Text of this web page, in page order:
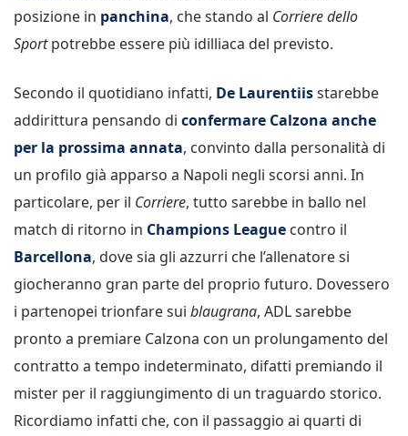
posizione in panchina, che stando al Corriere dello
Sportpotrebbe essere più idilliaca del previsto.
Secondo il quotidiano infatti, De Laurentiisstarebbe
addirittura pensando di confermare Calzona anche
per la prossima annata, convinto dalla personalità di
un profilo già apparso a Napoli negli scorsi anni. In
particolare, per il Corriere, tutto sarebbe in ballo nel
match di ritorno in Champions League contro il
Barcellona, dove sia gli azzurri che l’allenatore si
giocheranno gran parte del proprio futuro. Dovessero
i partenopei trionfare sui blaugrana, ADL sarebbe
pronto a premiare Calzona con un prolungamento del
contratto a tempo indeterminato, difatti premiando il
mister per il raggiungimento di un traguardo storico.
Ricordiamo infatti che, con il passaggio ai quarti di